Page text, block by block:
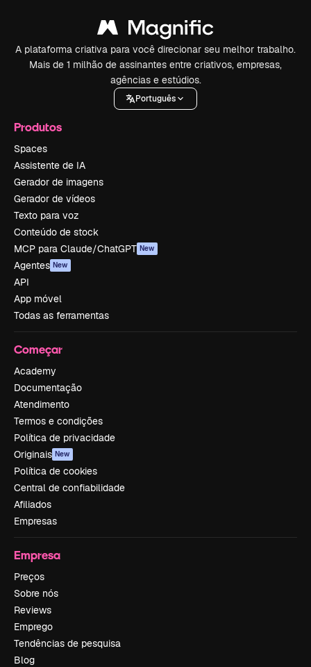
A plataforma criativa para você direcionar seu melhor trabalho.
Mais de 1 milhão de assinantes entre criativos, empresas,
agências e estúdios.
Português
Produtos
Spaces
Assistente de IA
Gerador de imagens
Gerador de vídeos
Texto para voz
Conteúdo de stock
MCP para Claude/ChatGPT New
Agentes New
API
App móvel
Todas as ferramentas
Começar
Academy
Documentação
Atendimento
Termos e condições
Política de privacidade
Originais New
Política de cookies
Central de confiabilidade
Afiliados
Empresas
Empresa
Preços
Sobre nós
Reviews
Emprego
Tendências de pesquisa
Blog